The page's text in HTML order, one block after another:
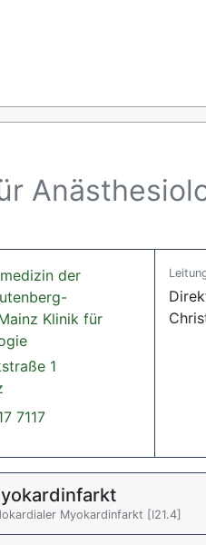
der
Klinik für
1
7117
Myokardinfarkt [I21.4]